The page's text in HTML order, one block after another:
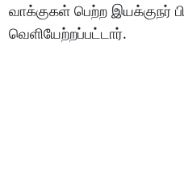
வாக்குகள் பெற்ற இயக்குநர்
வெளியேற்றப்பட்டார்.